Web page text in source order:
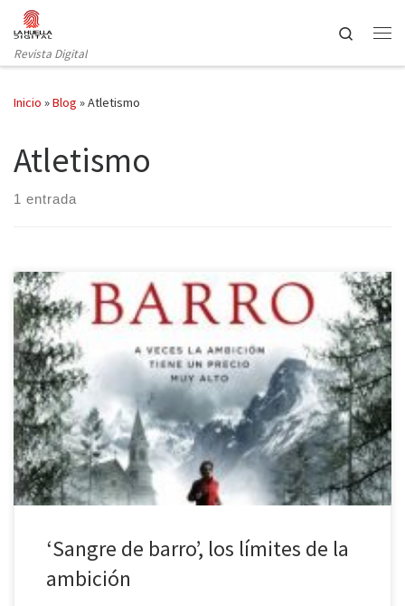
Saltar al contenido
Revista Digital
Search
Inicio »Blog »Atletismo
Atletismo
1 entrada
Sangre de barro (Maeva) es una novela de la autora navarra
Maribel Medina, ambientada en los paisajes paradisíacos y
misteriosos de Suiza. Con ella, descubriremos la otra cara de la
moneda del atletismo. ¿Es realmente el deporte de élite tal y
como se nos representa? ¿Hasta dónde puede llegar una […]
‘Sangre de barro’, los límites de la
ambición